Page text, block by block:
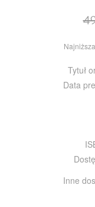
Tytuł
Data
Inne